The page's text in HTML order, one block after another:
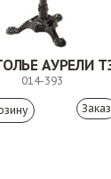
014-393
Заказ